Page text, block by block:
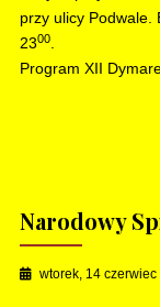
przy ulicy Podwale.
2300.
Program XII
Narodowy
wtorek, 14 czerwiec